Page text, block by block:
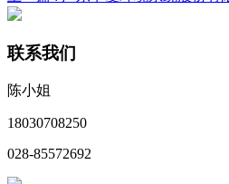
联系我们
陈小姐
18030708250
028-85572692